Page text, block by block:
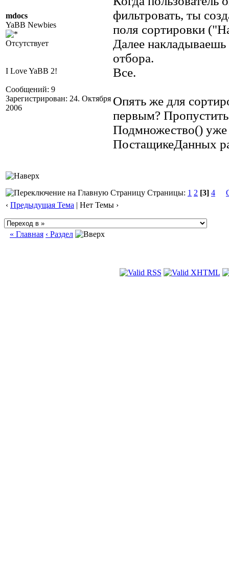
mdocs
YaBB Newbies
Отсутствует
I Love YaBB 2!
Сообщений: 9
Зарегистрирован: 24. Октября
2006
фильтровать, ты
поля сортировки
Далее
отбора.
Все.
Опять же для
первым?
Подмножество() уже
ПостащикеДанных
Страницы: 1 2 [3] 4
‹ Предыдущая Тема | Нет Темы ›
« Главная ‹ Раздел